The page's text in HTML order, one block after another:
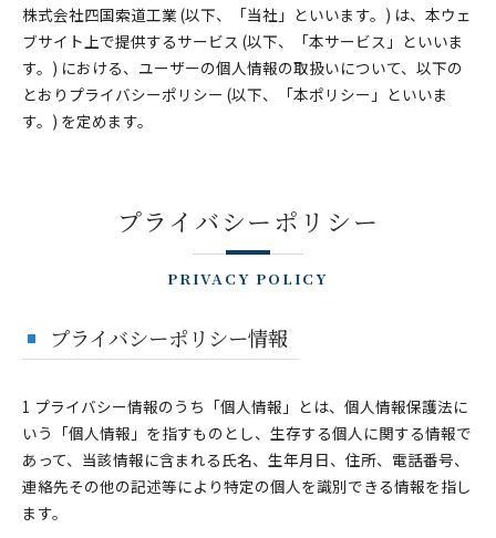
株式会社四国索道工業 (以下、「当社」といいます。) は、本ウェ
ブサイト上で提供するサービス (以下、「本サービス」といいま
す。) における、ユーザーの個人情報の取扱いについて、以下の
とおりプライバシーポリシー (以下、「本ポリシー」といいま
す。) を定めます。
プライバシーポリシー
PRIVACY POLICY
プライバシーポリシー情報
1 プライバシー情報のうち「個人情報」とは、個人情報保護法に
いう「個人情報」を指すものとし、生存する個人に関する情報で
あって、当該情報に含まれる氏名、生年月日、住所、電話番号、
連絡先その他の記述等により特定の個人を識別できる情報を指し
ます。